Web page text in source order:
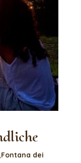
dei